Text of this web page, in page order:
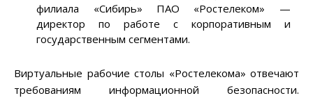
филиала «Сибирь» ПАО «Ростелеком» —
директор по работе с корпоративным и
государственным сегментами.
Виртуальные рабочие столы «Ростелекома» отвечают
требованиям информационной безопасности.